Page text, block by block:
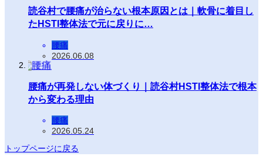
読谷村で腰痛が治らない根本原因とは｜軟骨に着目し
たHSTI整体法で元に戻りに…
腰痛
2026.06.08
腰痛が再発しない体づくり｜読谷村HSTI整体法で根本
から変わる理由
腰痛
2026.05.24
トップページに戻る